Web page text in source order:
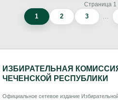
Страница 1
1 2 3 …
ИЗБИРАТЕЛЬНАЯ
ЧЕЧЕНСКОЙ РЕСПУБЛИКИ
Официальное сетевое издание